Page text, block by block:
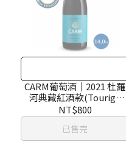
CARM葡萄酒｜2021 杜羅
河典藏紅酒款(Touriga
Nacional, Tinta
Roriz,Touriga Franca,
Tinta Francisca｜Douro)
NT$800
已售完